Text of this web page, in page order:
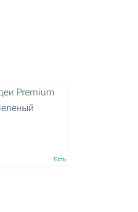
Premium
Есть